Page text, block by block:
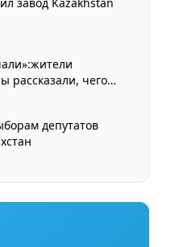
рассказали, чего
депутатов